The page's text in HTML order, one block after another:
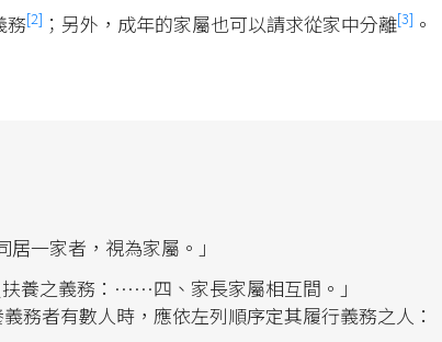
務[2] ；另外，成年的家屬也可以請求從家中分離[3] 。
一家者，視為家屬。」
養之義務：……四、家長家屬相互間。」
務者有數人時，應依左列順序定其履行義務之人：